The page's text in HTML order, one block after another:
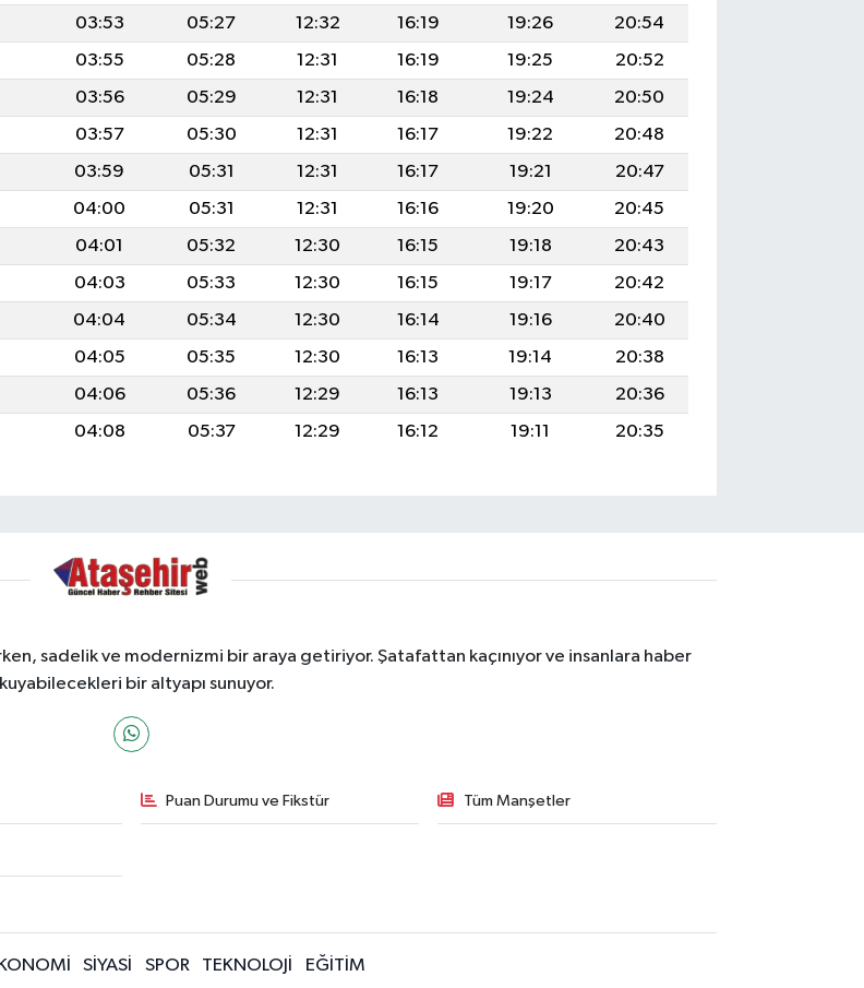
03:53 05:27 12:32 16:19 19:26
20:54
03:55 05:28 12:31 16:19 19:25
20:52
03:56 05:29 12:31 16:18 19:24
20:50
03:57 05:30 12:31 16:17 19:22
20:48
03:59 05:31 12:31 16:17 19:21
20:47
04:00 05:31 12:31 16:16 19:20
20:45
04:01 05:32 12:30 16:15 19:18
20:43
04:03 05:33 12:30 16:15 19:17
20:42
04:04 05:34 12:30 16:14 19:16
20:40
04:05 05:35 12:30 16:13 19:14
20:38
04:06 05:36 12:29 16:13 19:13
20:36
04:08 05:37 12:29 16:12 19:11 20:35
sadelik ve modernizmi bir araya getiriyor. Şatafattan kaçınıyor ve insanlara haber
bir altyapı sunuyor.
Puan Durumu ve Fikstür Tüm Manşetler
SİYASİ SPOR TEKNOLOJİ EĞİTİM